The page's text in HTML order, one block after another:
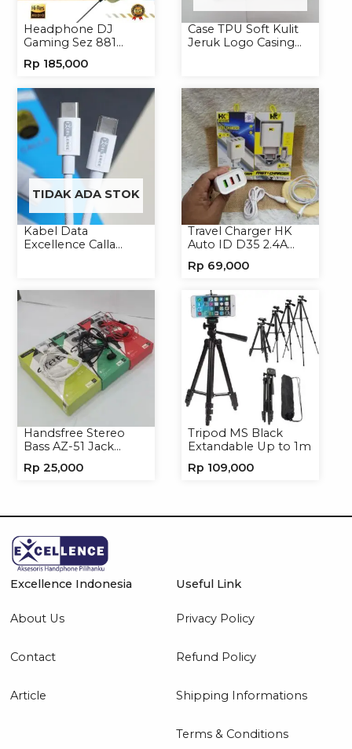
Headphone DJ
Gaming Sez 881
Headset
Rp 185,000
Case TPU Soft Kulit
Jeruk Logo Casing
TIDAK ADA STOK
Kabel Data
Excellence Calla
Travel Charger HK
Auto ID D35 2.4A
Rp 69,000
Handsfree Stereo
Bass AZ-51 Jack
Headset
Rp 25,000
Tripod MS Black
Extandable Up to 1m
Rp 109,000
Excellence Indonesia
About Us
Contact
Article
Useful Link
Privacy Policy
Refund Policy
Shipping Informations
Terms & Conditions